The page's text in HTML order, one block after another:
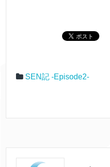
SEN記 -Episode2-